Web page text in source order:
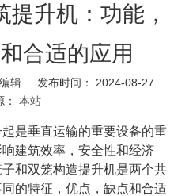
升机：功能，
合适的应用
辑 发布时间： 2024-08-27
： 本站
是垂直运输的重要设备的重
建筑效率，安全性和经济
和双笼构造提升机是两个共
的特征，优点，缺点和合适